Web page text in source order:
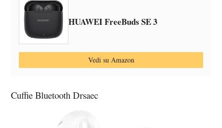
HUAWEI FreeBuds SE 3
Vedi su Amazon
Cuffie Bluetooth Drsaec